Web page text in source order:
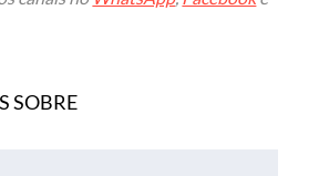
SOBRE